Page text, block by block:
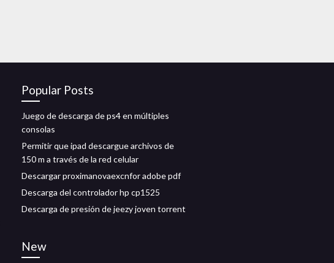
Popular Posts
Juego de descarga de ps4 en múltiples
consolas
Permitir que ipad descargue archivos de
150 m a través de la red celular
Descargar proximanovaexcnfor adobe pdf
Descarga del controlador hp cp1525
Descarga de presión de jeezy joven torrent
New